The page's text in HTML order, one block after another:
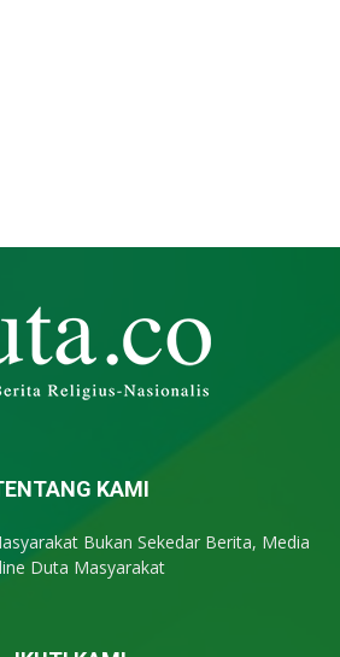
KAMI
Bukan Sekedar Berita, Media
Duta Masyarakat